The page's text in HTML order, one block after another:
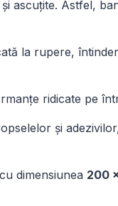
ascuțite. Astfel,
la rupere,
ridicate pe
și
dimensiunea 200